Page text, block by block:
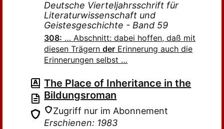
Deutsche Vierteljahrsschrift für
Literaturwissenschaft und
Geistesgeschichte - Band 59
308: … Abschnitt: dabei hoffen, daß mit
diesen Trägernder Erinnerung auch die
Erinnerungen selbst …
The Place of Inheritance in the
Bildungsroman
Zugriff nur im Abonnement
Erschienen: 1983